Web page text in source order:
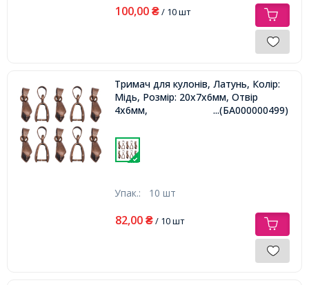
100,00 ₴/ 10 шт
Тримач для кулонів, Латунь, Колір:
Мідь, Розмір: 20х7х6мм, Отвір
4х6мм,
...(БА000000499)
Упак.: 10 шт
82,00 ₴/ 10 шт